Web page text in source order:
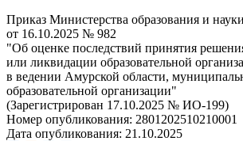
Приказ Министерства образования и
от 16.10.2025 № 982
"Об оценке последствий принятия
или ликвидации образовательной
в ведении Амурской области,
образовательной организации"
(Зарегистрирован 17.10.2025 № ИО-199)
Номер опубликования: 2801202510210001
Дата опубликования: 21.10.2025